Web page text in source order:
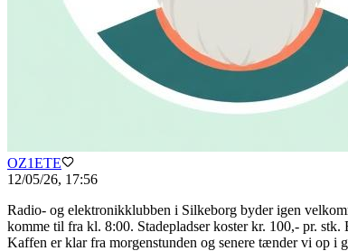
OZ1ETE
12/05/26, 17:56
Radio- og elektronikklubben i Silkeborg byder igen
komme til fra kl. 8:00. Stadepladser koster kr. 100,- pr.
Kaffen er klar fra morgenstunden og senere tænder vi op i